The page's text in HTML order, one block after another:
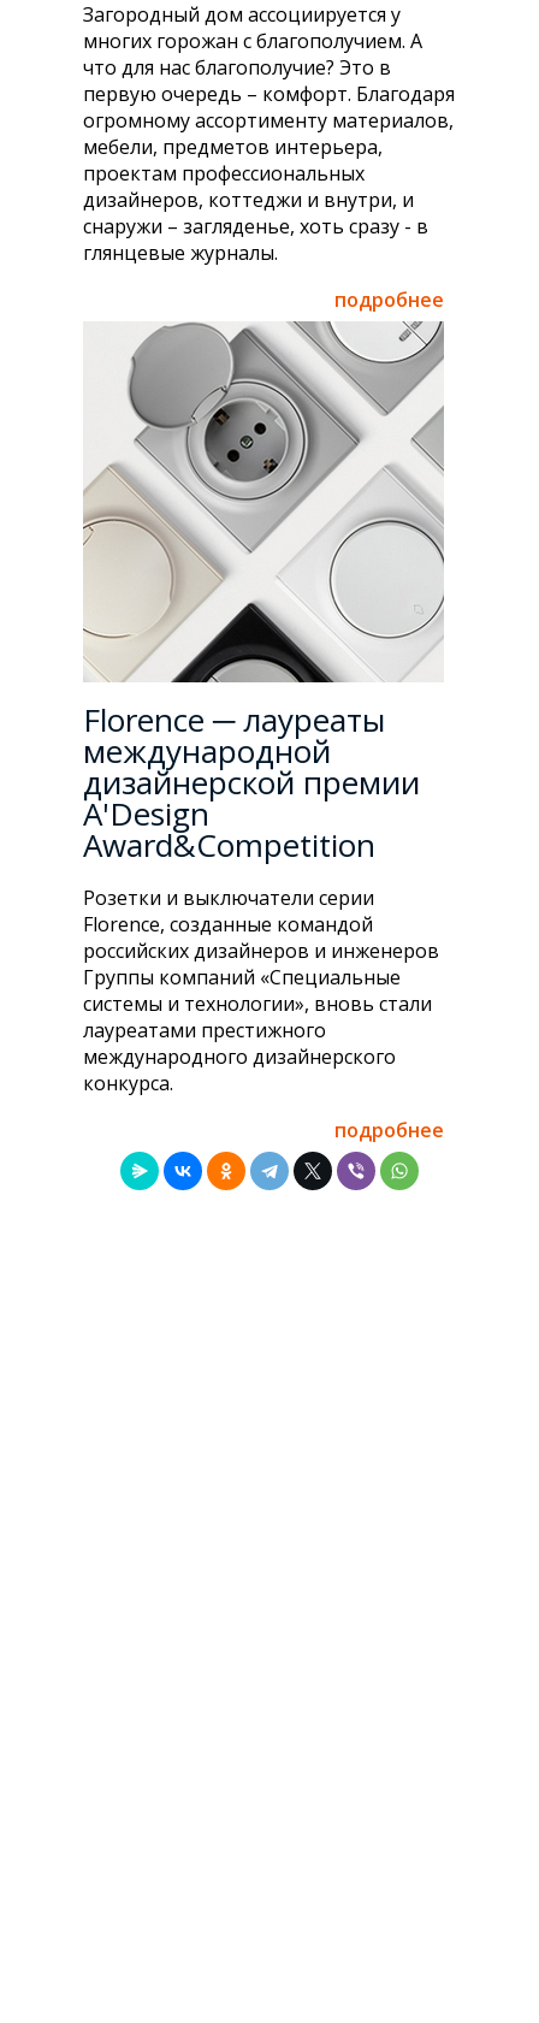
Загородный дом ассоциируется у
многих горожан с благополучием. А
что для нас благополучие? Это в
первую очередь – комфорт. Благодаря
огромному ассортименту материалов,
мебели, предметов интерьера,
проектам профессиональных
дизайнеров, коттеджи и внутри, и
снаружи – загляденье, хоть сразу - в
глянцевые журналы.
подробнее
Florence ─ лауреаты
международной
дизайнерской премии
A'Design
Award&Competition
Розетки и выключатели серии
Florence, созданные командой
российских дизайнеров и инженеров
Группы компаний «Специальные
системы и технологии», вновь стали
лауреатами престижного
международного дизайнерского
конкурса.
подробнее